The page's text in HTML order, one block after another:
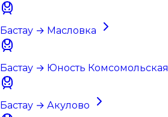
Бастау → Масловка
Бастау → Юность Комсомольская
Бастау → Акулово